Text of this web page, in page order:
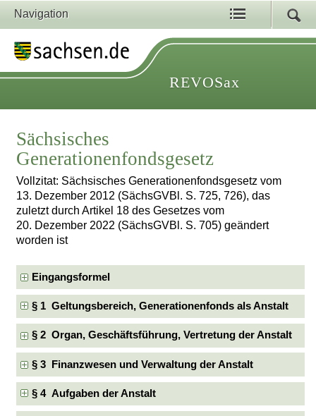
Navigation
REVOSax
Sächsisches
Generationenfondsgesetz
Vollzitat: Sächsisches Generationenfondsgesetz vom
13. Dezember 2012 (SächsGVBl. S. 725, 726), das
zuletzt durch Artikel 18 des Gesetzes vom
20. Dezember 2022 (SächsGVBl. S. 705) geändert
worden ist
Eingangsformel
§ 1 Geltungsbereich, Generationenfonds als Anstalt
§ 2 Organ, Geschäftsführung, Vertretung der Anstalt
§ 3 Finanzwesen und Verwaltung der Anstalt
§ 4 Aufgaben der Anstalt